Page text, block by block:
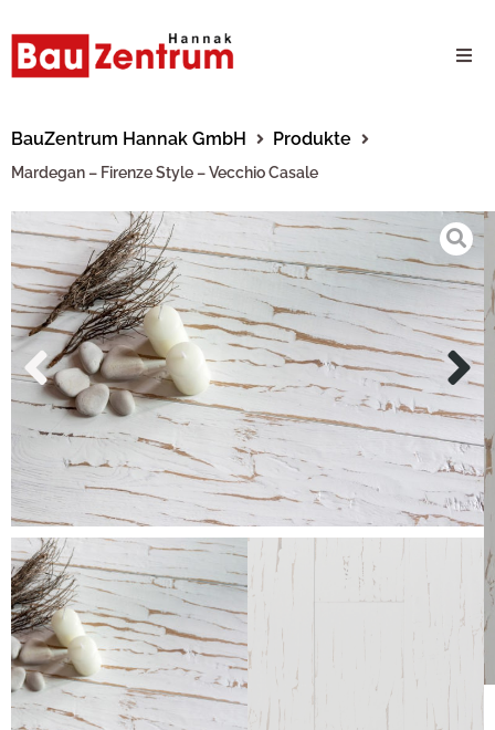
B2B Kundenportal
Unternehmen
24/7 Schauraum
Produkte
Karriere
Kundenservice
BauZentrum Hannak GmbH Produkte
Mardegan – Firenze Style – Vecchio Casale